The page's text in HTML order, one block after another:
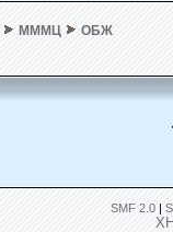
МММЦ ОБЖ
SMF 2.0 |